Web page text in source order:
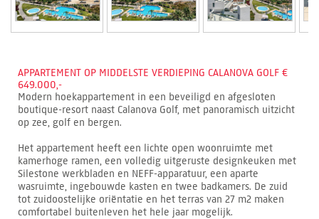
APPARTEMENT OP MIDDELSTE VERDIEPING CALANOVA GOLF €
649.000,-
Modern hoekappartement in een beveiligd en afgesloten
boutique-resort naast Calanova Golf, met panoramisch uitzicht
op zee, golf en bergen.
Het appartement heeft een lichte open woonruimte met
kamerhoge ramen, een volledig uitgeruste designkeuken met
Silestone werkbladen en NEFF-apparatuur, een aparte
wasruimte, ingebouwde kasten en twee badkamers. De zuid
tot zuidoostelijke oriëntatie en het terras van 27 m2 maken
comfortabel buitenleven het hele jaar mogelijk.